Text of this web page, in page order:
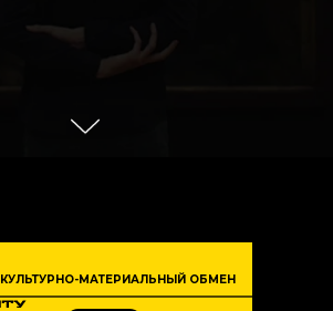
КУЛЬТУРНО-МАТЕРИАЛЬНЫЙ ОБМЕН